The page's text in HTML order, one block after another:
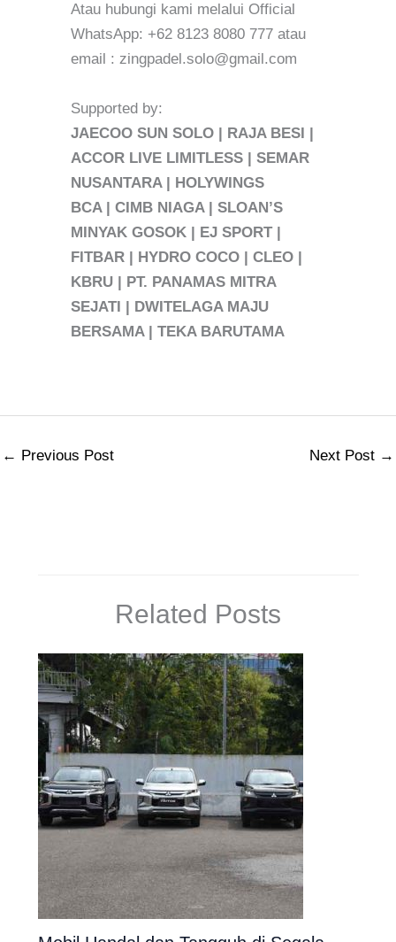
Atau hubungi kami melalui Official
WhatsApp: +62 8123 8080 777 atau
email : zingpadel.solo@gmail.com
Supported by:
JAECOO SUN SOLO | RAJA BESI |
ACCOR LIVE LIMITLESS | SEMAR
NUSANTARA | HOLYWINGS
BCA | CIMB NIAGA | SLOAN’S
MINYAK GOSOK | EJ SPORT |
FITBAR | HYDRO COCO | CLEO |
KBRU | PT. PANAMAS MITRA
SEJATI | DWITELAGA MAJU
BERSAMA | TEKA BARUTAMA
← Previous Post Next Post →
Related Posts